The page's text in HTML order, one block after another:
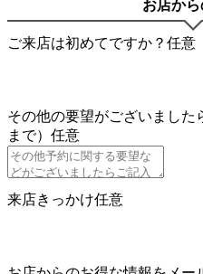
お店から
ご来店は初めてですか？ 任意
その他の要望がございました
まで） 任意
来店きっかけ任意